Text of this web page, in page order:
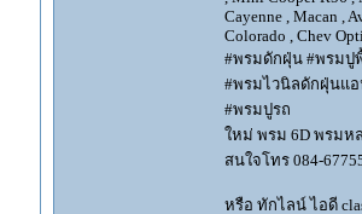
Cayenne , Macan ,
Colorado , Chev
#พรมดักฝุ่น #พรมปู
#พรมไวนิลดักฝุ่นแอ
#พรมปูรถ
ใหม่ พรม 6D พรมห
สนใจโทร 084-
หรือ ทักไลน์ ไอดี